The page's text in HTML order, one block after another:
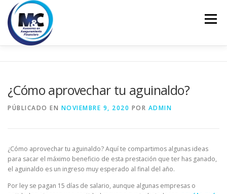
Saltar
contenido
Menú
¿Cómo aprovechar tu aguinaldo?
PÚBLICADO EN NOVIEMBRE 9, 2020 POR ADMIN
¿Cómo aprovechar tu aguinaldo? Aquí te compartimos algunas ideas
para sacar el máximo beneficio de esta prestación que ter has ganado,
el aguinaldo es un ingreso muy esperado al final del año.
Por ley se pagan 15 días de salario, aunque algunas empresas o